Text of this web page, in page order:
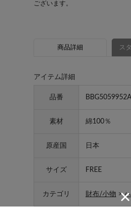
ございます。
商品詳細 ス
アイテム詳細
品番
素材 綿100％
原産国 日本
サイズ FREE
カテゴリ 財布/小物 >